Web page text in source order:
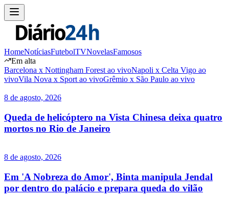
HomeNotíciasFutebolTVNovelasFamosos
Em alta
Barcelona x Nottingham Forest ao vivoNapoli x Celta Vigo ao
vivoVila Nova x Sport ao vivoGrêmio x São Paulo ao vivo
8 de agosto, 2026
Queda de helicóptero na Vista Chinesa deixa quatro
mortos no Rio de Janeiro
8 de agosto, 2026
Em 'A Nobreza do Amor', Binta manipula Jendal
por dentro do palácio e prepara queda do vilão